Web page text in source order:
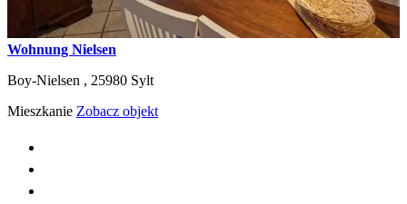
Wohnung Nielsen
Boy-Nielsen , 25980 Sylt
Mieszkanie Zobacz objekt